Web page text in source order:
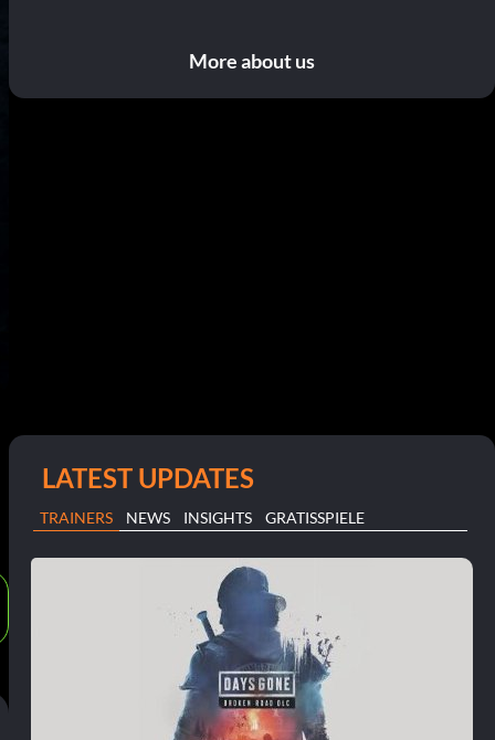
More about us
LATEST UPDATES
TRAINERS NEWS INSIGHTS GRATISSPIELE